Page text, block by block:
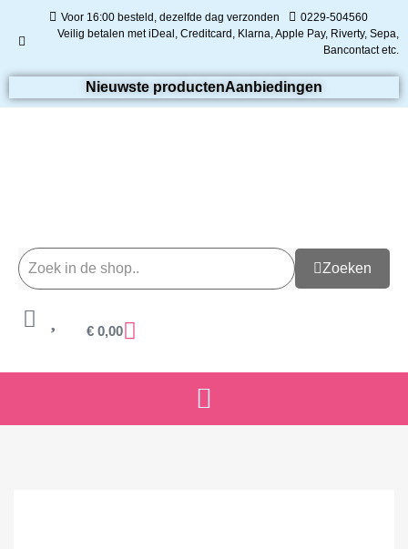
Voor 16:00 besteld, dezelfde dag verzonden
0229-504560
Veilig betalen met iDeal, Creditcard, Klarna, Apple Pay, Riverty, Sepa,
Bancontact etc.
Nieuwste productenAanbiedingen
Zoeken
€ 0,00